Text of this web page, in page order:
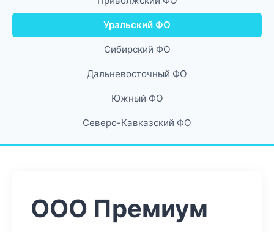
Уральский ФО
Сибирский ФО
Дальневосточный ФО
Южный ФО
Северо-Кавказский ФО
ООО Премиум